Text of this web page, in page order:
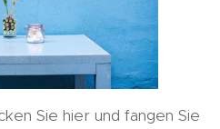
Sie hier und fangen Sie